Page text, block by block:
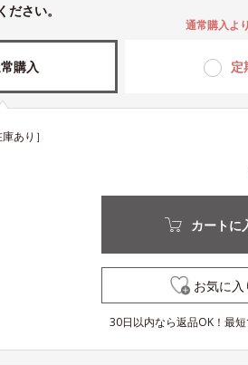
さい。
購入 定
通常購入よ
庫あり］
カートに
お気に入
30日以内なら返品OK！最